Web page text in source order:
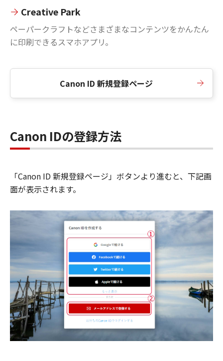
Creative Park
ペーパークラフトなどさまざまなコンテンツをかんたん
に印刷できるスマホアプリ。
Canon ID 新規登録ページ
Canon IDの登録方法
「Canon ID 新規登録ページ」ボタンより進むと、下記画
面が表示されます。